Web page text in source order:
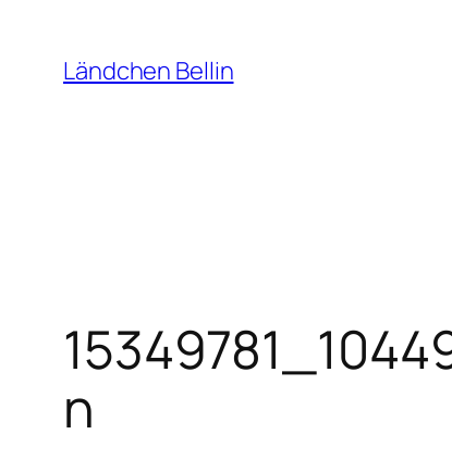
Inhalt
springen
Ländchen Bellin
n